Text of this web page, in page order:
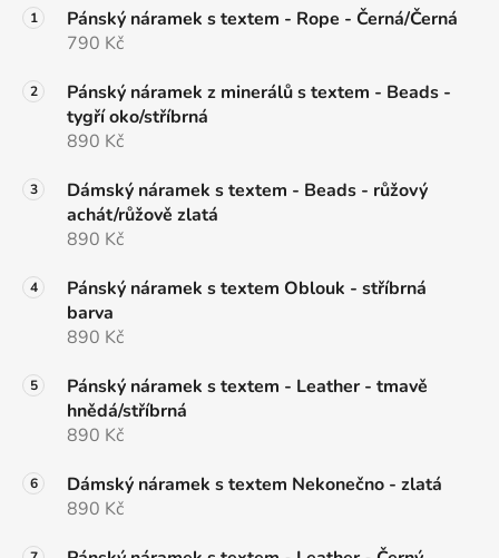
Pánský náramek s textem - Rope - Černá/Černá
790 Kč
Pánský náramek z minerálů s textem - Beads -
tygří oko/stříbrná
890 Kč
Dámský náramek s textem - Beads - růžový
achát/růžově zlatá
890 Kč
Pánský náramek s textem Oblouk - stříbrná
barva
890 Kč
Pánský náramek s textem - Leather - tmavě
hnědá/stříbrná
890 Kč
Dámský náramek s textem Nekonečno - zlatá
890 Kč